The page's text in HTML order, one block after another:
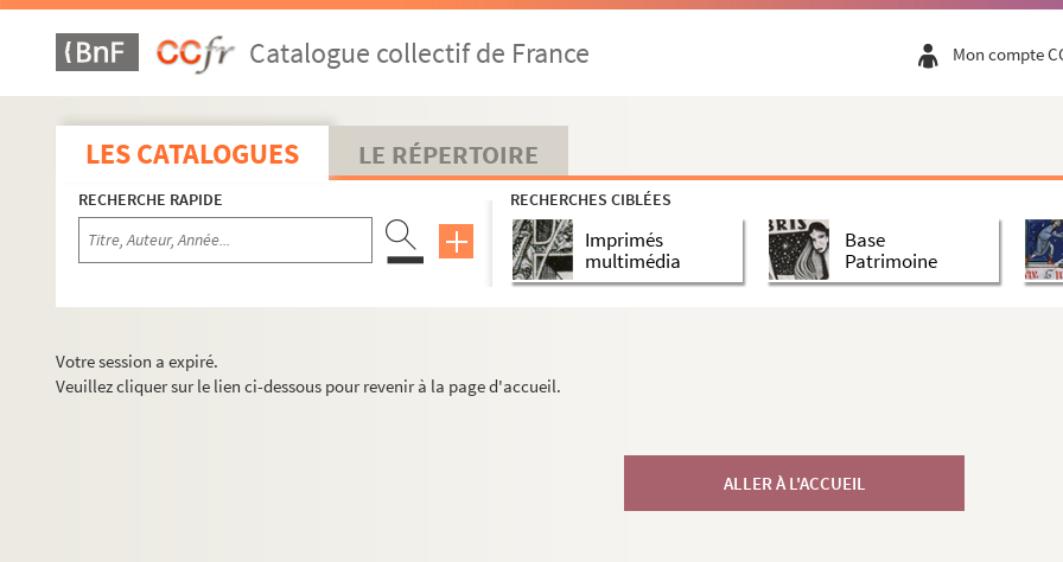
Catalogue collectif de France Mon compte
LES CATALOGUES LE RÉPERTOIRE
RECHERCHE RAPIDE RECHERCHES CIBLÉES
Imprimés
multimédia
Base
Patrimoine
Votre session a expiré.
Veuillez cliquer sur le lien ci-dessous pour revenir à la page d'accueil.
ALLER À L'ACCUEIL